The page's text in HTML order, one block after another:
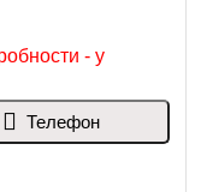
- у
Телефон